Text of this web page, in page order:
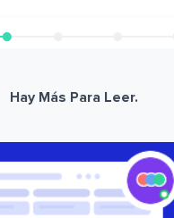
Hay Más Para Leer.